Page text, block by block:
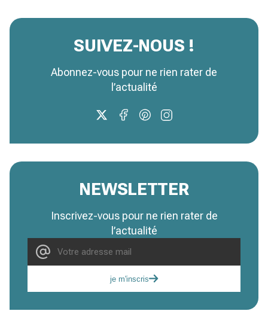
SUIVEZ-NOUS !
Abonnez-vous pour ne rien rater de
l’actualité
NEWSLETTER
Inscrivez-vous pour ne rien rater de
l’actualité
je m'inscris